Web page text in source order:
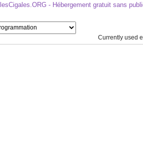
lesCigales.ORG - Hébergement gratuit sans
Currently used